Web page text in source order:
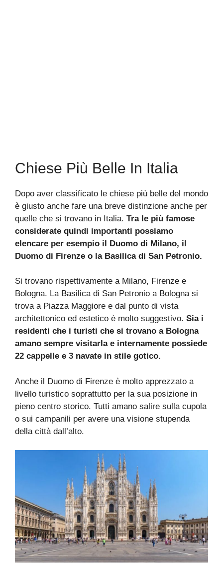
Chiese Più Belle In Italia
Dopo aver classificato le chiese più belle del mondo
è giusto anche fare una breve distinzione anche per
quelle che si trovano in Italia. Tra le più famose
considerate quindi importanti possiamo
elencare per esempio il Duomo di Milano, il
Duomo di Firenze o la Basilica di San Petronio.
Si trovano rispettivamente a Milano, Firenze e
Bologna. La Basilica di San Petronio a Bologna si
trova a Piazza Maggiore e dal punto di vista
architettonico ed estetico è molto suggestivo. Sia i
residenti che i turisti che si trovano a Bologna
amano sempre visitarla e internamente possiede
22 cappelle e 3 navate in stile gotico.
Anche il Duomo di Firenze è molto apprezzato a
livello turistico soprattutto per la sua posizione in
pieno centro storico. Tutti amano salire sulla cupola
o sui campanili per avere una visione stupenda
della città dall’alto.